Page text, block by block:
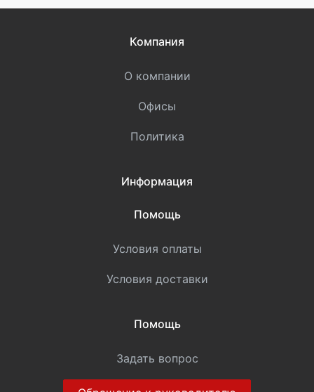
Компания
О компании
Офисы
Политика
Информация
Помощь
Условия оплаты
Условия доставки
Помощь
Задать вопрос